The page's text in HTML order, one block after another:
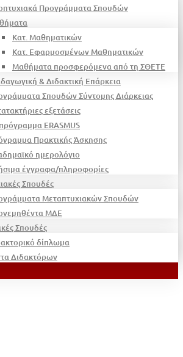
Προγράμματα Σπουδών
Κατ. Μαθηματικών
Κατ. Εφαρμοσμένων Μαθηματικών
Μαθήματα προσφερόμενα από τη ΣΘΕΤΕ
& Διδακτική Επάρκεια
Σπουδών Σύντομης Διάρκειας
εξετάσεις
ERASMUS
Πρακτικής Άσκησης
ημερολόγιο
έγγραφα/πληροφορίες
Σπουδές
Μεταπτυχιακών Σπουδών
ΜΔΕ
Σπουδές
δίπλωμα
Διδακτόρων